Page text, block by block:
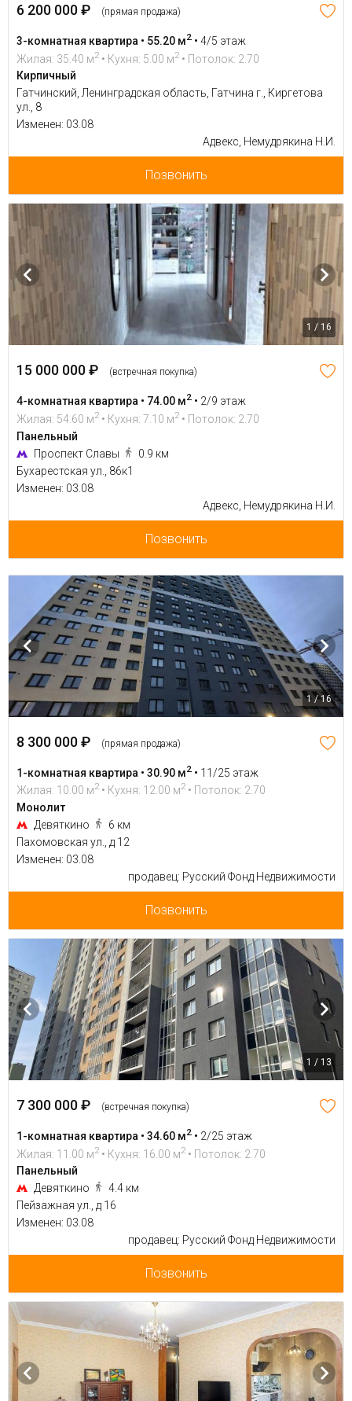
6 200 000 ₽ (прямая продажа)
3-комнатная квартира • 55.20 м2 • 4/5 этаж
Жилая: 35.40 м2 • Кухня: 5.00 м2 • Потолок: 2.70
Кирпичный
Гатчинский, Ленинградская область, Гатчина г., Киргетова
ул., 8
Изменен: 03.08
Адвекс, Немудрякина Н.И.
Позвонить
1 / 16
15 000 000 ₽ (встречная покупка)
4-комнатная квартира • 74.00 м2 • 2/9 этаж
Жилая: 54.60 м2 • Кухня: 7.10 м2 • Потолок: 2.70
Панельный
Проспект Славы
0.9 км
Бухарестская ул., 86к1
Изменен: 03.08
Адвекс, Немудрякина Н.И.
Позвонить
1 / 16
8 300 000 ₽ (прямая продажа)
1-комнатная квартира • 30.90 м2 • 11/25 этаж
Жилая: 10.00 м2 • Кухня: 12.00 м2 • Потолок: 2.70
Монолит
Девяткино
6 км
Пахомовская ул., д 12
Изменен: 03.08
продавец: Русский Фонд Недвижимости
Позвонить
1 / 13
7 300 000 ₽ (встречная покупка)
1-комнатная квартира • 34.60 м2 • 2/25 этаж
Жилая: 11.00 м2 • Кухня: 16.00 м2 • Потолок: 2.70
Панельный
Девяткино
4.4 км
Пейзажная ул., д 16
Изменен: 03.08
продавец: Русский Фонд Недвижимости
Позвонить